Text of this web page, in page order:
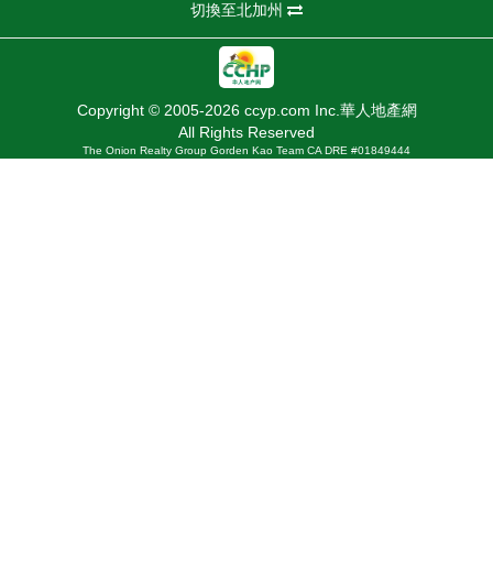
切換至北加州
Copyright © 2005-2026 ccyp.com Inc.華人地產網
All Rights Reserved
The Onion Realty Group Gorden Kao Team CA DRE #01849444